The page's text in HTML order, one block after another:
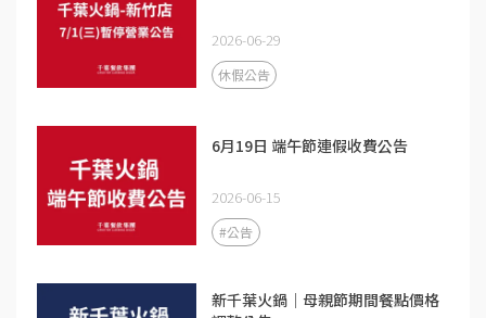
2026-06-29
休假公告
6月19日 端午節連假收費公告
2026-06-15
#公告
新千葉火鍋｜母親節期間餐點價格